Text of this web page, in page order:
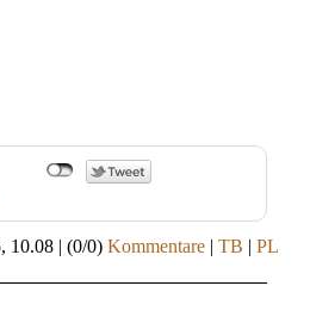
10.08 | (0/0) Kommentare | TB | PL